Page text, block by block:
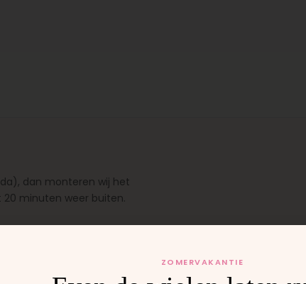
dan monteren wij het
20 minuten weer buiten.
ZOMERVAKANTIE